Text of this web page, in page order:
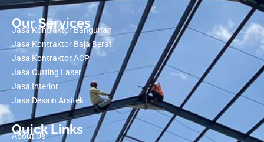
Our Services
Jasa Kontraktor Bangunan
Jasa Kontraktor Baja Berat
Jasa Kontraktor ACP
Jasa Cutting Laser
Jasa Interior
Jasa Desain Arsitek
Quick Links
About Us